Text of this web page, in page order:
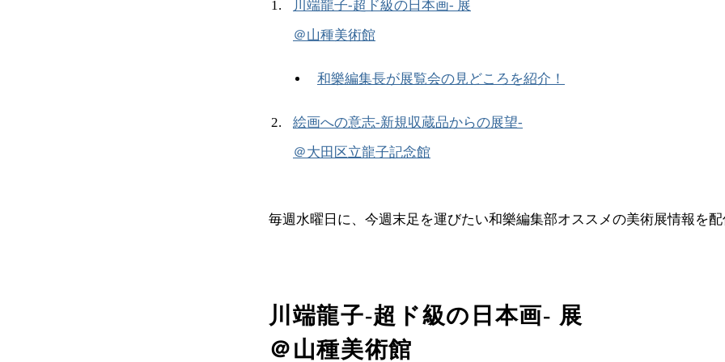
川端龍子-超ド級の日本画- 展
＠山種美術館
和樂編集長が展覧会の見どころを紹介！
絵画への意志-新規収蔵品からの展望-
＠大田区立龍子記念館
毎週水曜日に、今週末足を運びたい和樂編集部オススメの美術展情報を
川端龍子-超ド級の日本画- 展
＠山種美術館